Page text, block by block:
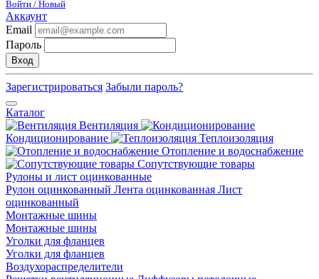
Войти / Новый
Аккаунт
Email
Пароль
Вход
Зарегистрироваться Забыли пароль?
Каталог
Вентиляция
Кондиционирование
Теплоизоляция
Отопление и водоснабжение
Сопутствующие товары
Рулоны и лист оцинкованные
Рулон оцинкованный Лента оцинкованная Лист
оцинкованный
Монтажные шины
Монтажные шины
Уголки для фланцев
Уголки для фланцев
Воздухораспределители